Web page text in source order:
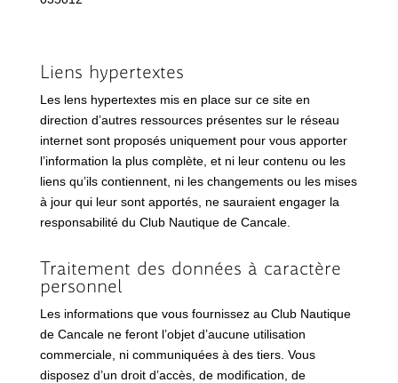
Liens hypertextes
Les lens hypertextes mis en place sur ce site en
direction d’autres ressources présentes sur le réseau
internet sont proposés uniquement pour vous apporter
l’information la plus complète, et ni leur contenu ou les
liens qu’ils contiennent, ni les changements ou les mises
à jour qui leur sont apportés, ne sauraient engager la
responsabilité du Club Nautique de Cancale.
Traitement des données à caractère
personnel
Les informations que vous fournissez au Club Nautique
de Cancale ne feront l’objet d’aucune utilisation
commerciale, ni communiquées à des tiers. Vous
disposez d’un droit d’accès, de modification, de